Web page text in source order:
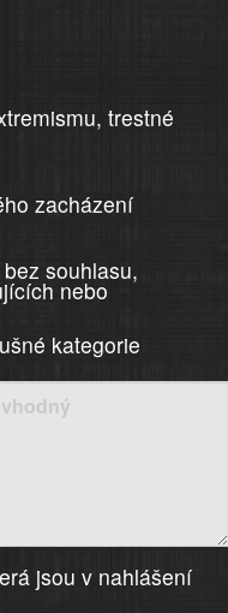
trestné
zacházení
souhlasu,
nebo
kategorie
jsou v nahlášení